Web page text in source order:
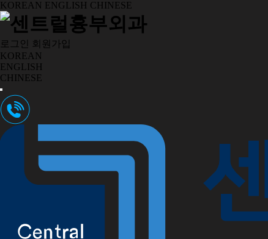
KOREAN ENGLISH CHINESE
로그인
회원가입
KOREAN
ENGLISH
CHINESE